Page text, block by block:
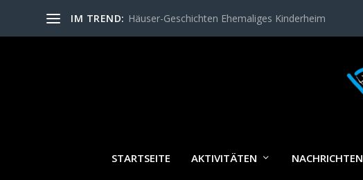
IM TREND: Häuser-Geschichten Ehemaliges Kinderheim
STARTSEITE AKTIVITÄTEN NACHRICHTEN
WALDSTRASSENVIERTEL N